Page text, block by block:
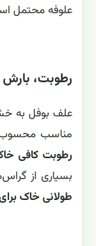
علوفه محتمل
رطوبت، بارش
علف بوفل به
مناسب
رطوبت کافی
بسیاری از
طولانی خاک